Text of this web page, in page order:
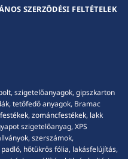
SZERZŐDÉSI FELTÉTELEK
szigetelőanyagok, gipszkarton
tetőfedő anyagok, Bramac
zománcfestékek, lakk
szigetelőanyag, XPS
szerszámok,
hőtükrös fólia, lakásfelújítás,